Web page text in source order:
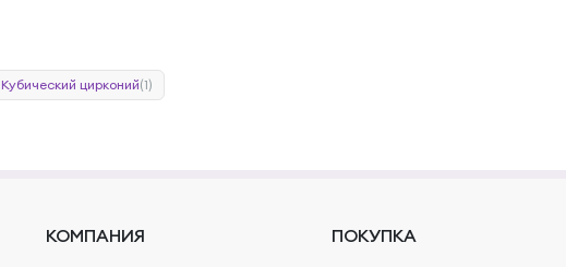
Кубический цирконий(1)
КОМПАНИЯ
ПОКУПКА